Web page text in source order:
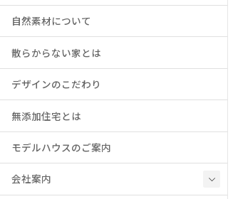
自然素材について
散らからない家とは
デザインのこだわり
無添加住宅とは
モデルハウスのご案内
会社案内